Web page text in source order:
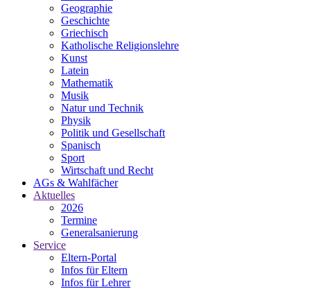
Geographie
Geschichte
Griechisch
Katholische Religionslehre
Kunst
Latein
Mathematik
Musik
Natur und Technik
Physik
Politik und Gesellschaft
Spanisch
Sport
Wirtschaft und Recht
AGs & Wahlfächer
Aktuelles
2026
Termine
Generalsanierung
Service
Eltern-Portal
Infos für Eltern
Infos für Lehrer